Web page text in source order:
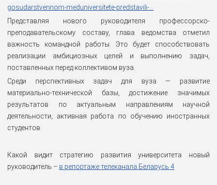
gosudarstvennom-meduniversitete-predstavili-...
Представляя нового руководителя профессорско-
преподавательскому составу, глава ведомства отметил
важность командной работы. Это будет способствовать
реализации амбициозных целей и выполнению задач,
поставленных перед коллективом вуза.
Среди перспективных задач для вуза — развитие
материально-технической базы, достижение значимых
результатов по актуальным направлениям научной
деятельности, активная работа по обучению иностранных
студентов.
Какой видит стратегию развития университета новый
руководитель – в репортаже телеканала Беларусь 4